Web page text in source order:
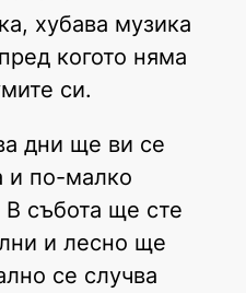
хубава музика
когото няма
си.
дни ще ви се
и по-малко
В събота ще сте
и лесно ще
се случва